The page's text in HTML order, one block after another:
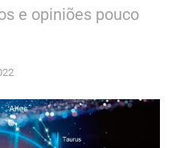
e opiniões pouco